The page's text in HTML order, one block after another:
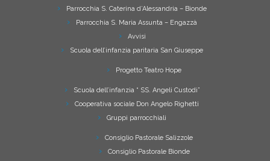
Parrocchia S. Caterina d’Alessandria – Bionde
Parrocchia S. Maria Assunta – Engazzà
Avvisi
Scuola dell’infanzia paritaria San Giuseppe
Progetto Teatro Hope
Scuola dell’infanzia “ SS. Angeli Custodi”
Cooperativa sociale Don Angelo Righetti
Gruppi parrocchiali
Consiglio Pastorale Salizzole
Consiglio Pastorale Bionde